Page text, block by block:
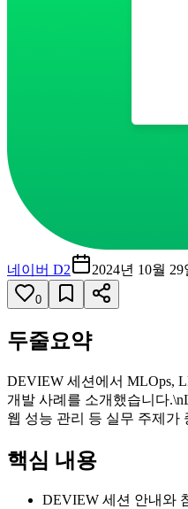
네이버 D2 2024년 10월 29
0
두줄요약
DEVIEW 세션에서 MLOps,
개발 사례를 소개했습니다
웹 성능 관리 등 실무 주제가
핵심 내용
DEVIEW 세션 안내와